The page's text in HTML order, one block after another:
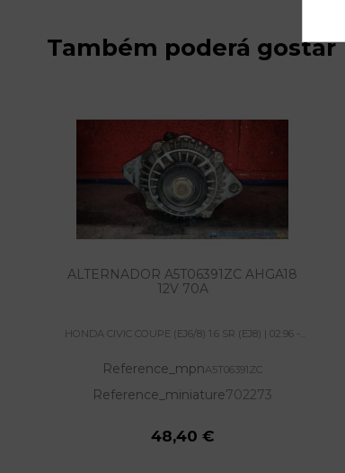
Também poderá gostar
ALTERNADOR A5T06391ZC AHGA18
12V 70A
HONDA CIVIC COUPE (EJ6/8) 1.6 SR (EJ8) | 02.96 -...
Reference_mpnA5T06391ZC
Reference_miniature702273
48,40 €